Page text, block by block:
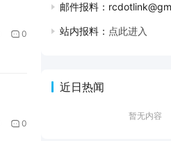
0
0
邮件报料：
站内报料： 点此进入
近日热闻
暂无内容